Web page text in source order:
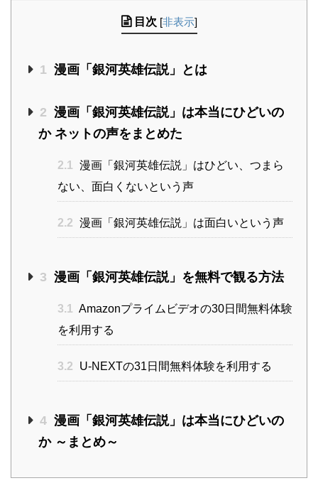
目次 [非表示]
1 漫画「銀河英雄伝説」とは
2 漫画「銀河英雄伝説」は本当にひどいの
か ネットの声をまとめた
2.1 漫画「銀河英雄伝説」はひどい、つまら
ない、面白くないという声
2.2 漫画「銀河英雄伝説」は面白いという声
3 漫画「銀河英雄伝説」を無料で観る方法
3.1 Amazonプライムビデオの30日間無料体験
を利用する
3.2 U-NEXTの31日間無料体験を利用する
4 漫画「銀河英雄伝説」は本当にひどいの
か ～まとめ～